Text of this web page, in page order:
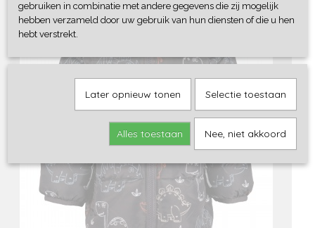
gebruiken in combinatie met andere gegevens die zij mogelijk
hebben verzameld door uw gebruik van hun diensten of die u hen
hebt verstrekt.
Later opnieuw tonen Selectie toestaan
Alles toestaan Nee, niet akkoord